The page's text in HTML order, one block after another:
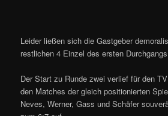
Leider ließen sich die Gastgeber
restlichen 4 Einzel des ersten
Der Start zu Runde zwei verlief für den
den Matches der gleich positionierten
Neves, Werner, Gass und Schäfer